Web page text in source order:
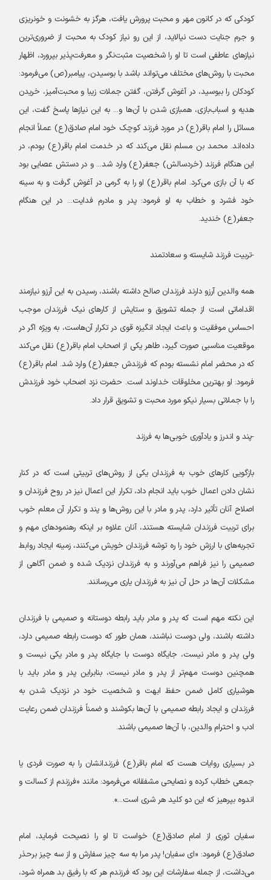
کودکی که در کانون مهر و محبت پرورش یافت، هرگز به خشونت و خونریزی
و جرم جنایت دست نیالاید، از این رو نیاز کودک به محبت از ضروری‌ترین
نیازهای عاطفی است تا او را شخصیت مثبت‌نگر و معرفت‌پذیر بپرورد، اظهار
محبت با روش‌های مختلف می‌تواند باشد با بوسیدن، پیامبر(ص) می‌فرمود:
کودکان را ببوسید، در آغوش گرفتن، گفتن جملات زیبا و محبت‌آمیز، خریدن
هدیه و اسباب‌بازی، همبازی شدن با آن‌ها و... به این نیازها پاسخ گفت، این
مسائل را امام باقر(ع) در مورد فرزند کوچک خود امام صادق(ع) عملاً انجام
داده‌اند. محمد بن مسلم نقل می‌کند که در خدمت امام باقر(ع) بودم، در
این هنگام فرزند (خردسالش) جعفر(ع) وارد شد... و در دستش عصایی بود
که با آن بازی می‌کرد. امام باقر(ع) او را به گرمی در آغوش گرفت و به سینه
خود فشرد و خطاب به او فرمود: پدر و مادرم فدایت... در این هنگام
جعفر(ع) خندید.
-تربیت فرزند شایسته و سعادتمند
همه والدین آرزو دارند فرزندان صالح داشته باشند، رسیدن به این آرزو نیازمند
اقداماتی است از جمله تشویق و ستایش از کارهای نیک فرزندان موجب
احساس موفقیت و باعث ایجاد انگیزه قوی در تکرار آن‌هاست، به ویژه اگر در
موقعیت مناسبی صورت گیرد، طاهر یکی از اصحاب امام باقر(ع) نقل می‌کند
که در محضر امام نشسته بودم که فرزندش جعفر(ع) وارد شد. امام باقر(ع)
فرمود: او بهترین مخلوقات خداوند است. حضرت نزد اصحاب خود فرزندش
را با جملاتی بسیار نیکو مورد محبت و تشویق قرار داد.
-پند و اندرز و یادآوری خوبی‌ها به فرزند
بازگویی کارهای خوب به فرزندان یکی از روش‌های تربیتی است که در کنار
نشان دادن اعمال خوب باید انجام داد، تکرار این اعمال نیز در روح فرزندان و
اصلاح آنان تأثیر دارد، پدر و مادر با این روش‌ها و پند و تکرار آن معلم خوب
برای تربیت فرزندان شایسته هستند، آنان علاوه بر اینکه رهنمودهای مهم و
تجربه‌های با ارزش خود را ره ‌توشه فرزندان خویش می‌کنند، زمینه ایجاد روابط
صمیمی را نیز فراهم می‌آورند و به فرزندان نزدیک شده و ضمن آگاهی از
مشکلات آن‌ها در حل آن نیز به فرزندان یاری می‌رسانند.
این نکته مهم است که پدر و مادر باید رابطه دوستانه و صمیمی با فرزندان
داشته باشند، ولی دوست نباشند، همان طور که دوست رابطه صمیمی دارد،
ولی پدر و مادر نیست، جایگاه دوست با جایگاه پدر و مادر یکی نیست و
همچنین دوست مهم‌تر از پدر و مادر نیست، بنابراین پدر و مادر باید با
هوشیاری کامل ضمن حفظ ابهت و شخصیت خود در نزدیک شدن به
فرزندان و ایجاد رابطه صمیمی با آن‌ها بکوشند و ضمناً فرزندان ضمن رعایت
ادب و احترام والدین، با آن‌ها صمیمی باشند.
در بسیاری روایات هست که امام باقر(ع) فرزندانشان را به صورت فردی یا
جمعی خطاب کرده و نصایحی مشفقانه می‌فرمود: مانند «فرزندم از کسالت و
اندوه بپرهیز که این دو کلید هر شری است...».
سفیان ثوری از امام صادق(ع) خواست تا او را نصیحت فرماید، امام
صادق(ع) فرمود: «ای سفیان! پدر مرا به سه چیز سفارش و از سه چیز برحذر
می‌داشت، از جمله سفارشات این بود که فرزندم هر که با رفیق بد همراه شود،